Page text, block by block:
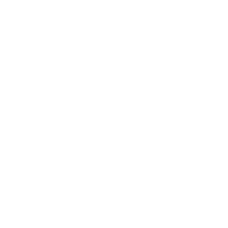
à payer :
des prix
en affaires
ils le
horaire très
FOAD Online)